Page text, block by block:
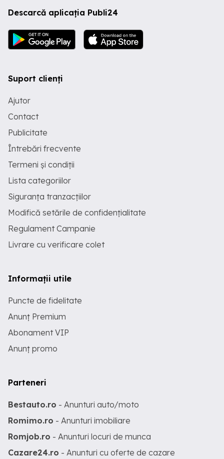
Descarcă aplicația Publi24
Suport clienți
Ajutor
Contact
Publicitate
Întrebări frecvente
Termeni și condiții
Lista categoriilor
Siguranța tranzacțiilor
Modifică setările de confidențialitate
Regulament Campanie
Livrare cu verificare colet
Informații utile
Puncte de fidelitate
Anunț Premium
Abonament VIP
Anunț promo
Parteneri
Bestauto.ro - Anunturi auto/moto
Romimo.ro - Anunturi imobiliare
Romjob.ro - Anunturi locuri de munca
Cazare24.ro - Anunturi cu oferte de cazare